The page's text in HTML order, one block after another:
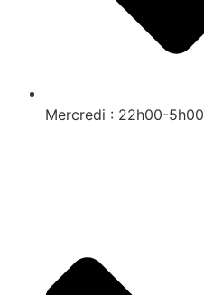
Mercredi : 22h00-5h00